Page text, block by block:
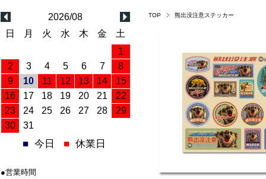
TOP 熊出没注意ステッカー
2026/08
日
月 火 水 木 金
土
1
2
3 4 5 6 7
8
9
10 11 12 13 14
15
16
17 18 19 20 21
22
23
24 25 26 27 28
29
30
31
■ 今日 ■ 休業日
●営業時間